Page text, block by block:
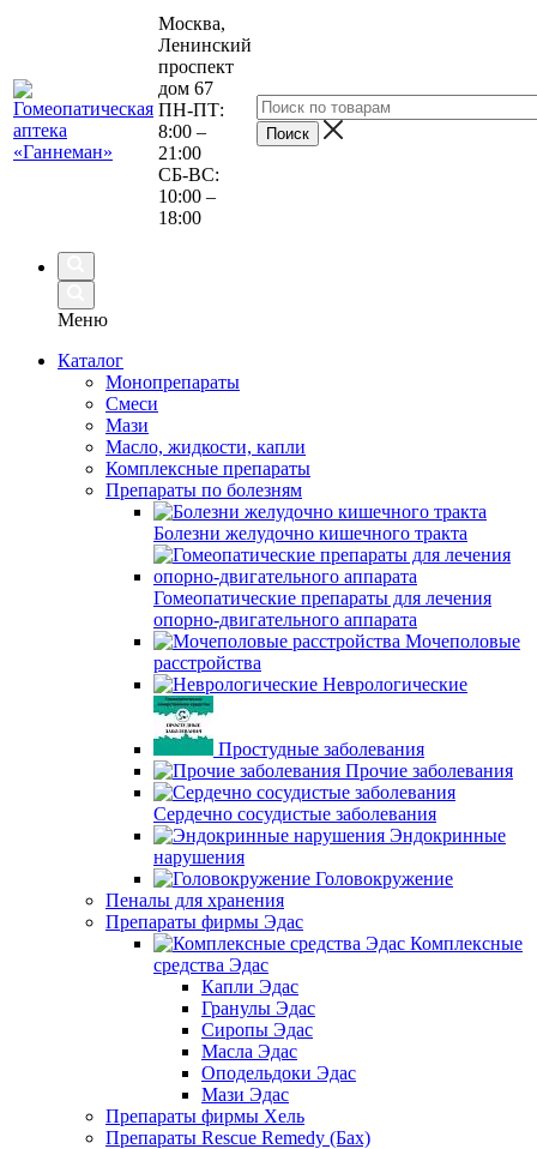
Москва,
Ленинский
проспект
дом 67
ПН-ПТ:
8:00 –
21:00
СБ-ВС:
10:00 –
18:00
Меню
Каталог
Монопрепараты
Смеси
Мази
Масло, жидкости, капли
Комплексные препараты
Препараты по болезням
Болезни желудочно кишечного тракта
Гомеопатические препараты для лечения
опорно-двигательного аппарата
Мочеполовые
расстройства
Неврологические
Простудные заболевания
Прочие заболевания
Сердечно сосудистые заболевания
Эндокринные
нарушения
Головокружение
Пеналы для хранения
Препараты фирмы Эдас
Комплексные
средства Эдас
Капли Эдас
Гранулы Эдас
Сиропы Эдас
Масла Эдас
Оподельдоки Эдас
Мази Эдас
Препараты фирмы Хель
Препараты Rescue Remedy (Бах)